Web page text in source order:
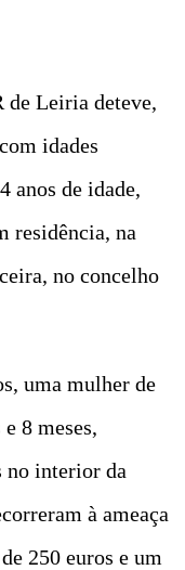
de Leiria deteve,
idades
anos de idade,
residência, na
no concelho
uma mulher de
8 meses,
no interior da
à ameaça
250 euros e um